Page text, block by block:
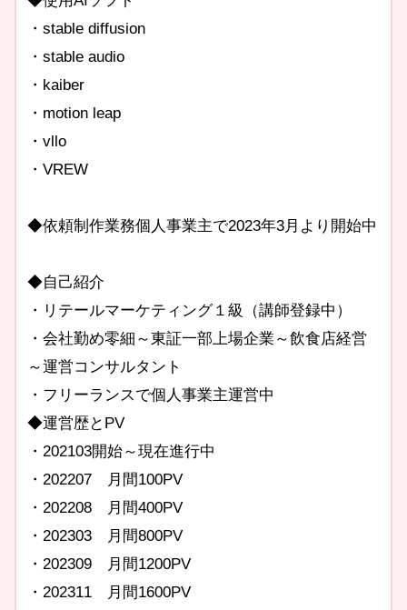
・stable diffusion
・stable audio
・kaiber
・motion leap
・vllo
・VREW
◆依頼制作業務個人事業主で2023年3月より開始中
◆自己紹介
・リテールマーケティング１級（講師登録中）
・会社勤め零細～東証一部上場企業～飲食店経営
～運営コンサルタント
・フリーランスで個人事業主運営中
◆運営歴とPV
・202103開始～現在進行中
・202207 月間100PV
・202208 月間400PV
・202303 月間800PV
・202309 月間1200PV
・202311 月間1600PV